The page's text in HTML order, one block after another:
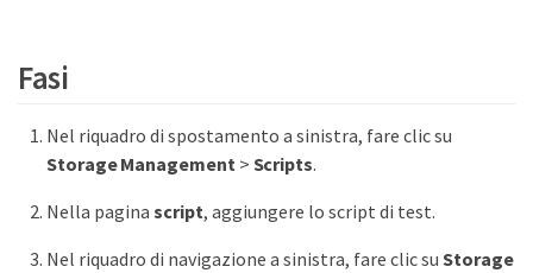
Fasi
Nel riquadro di spostamento a sinistra, fare clic su
Storage Management > Scripts.
Nella pagina script, aggiungere lo script di test.
Nel riquadro di navigazione a sinistra, fare clic su Storage